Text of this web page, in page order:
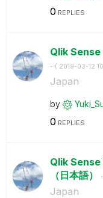
0 REPLIES
Qlik Sense
- ( ‎2019-03-12
Japan
by
0 REPLIES
Qlik Sense
（日本語）
Japan